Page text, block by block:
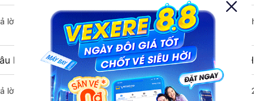
lời: Chuyến xe có giờ xuất phát sớm nhất vào lúc 5:00 là của
hỏi: Nhà xe đi Kiến An - Hải Phòng từ Thanh Xuân -
lời: Chuyến xe có giờ xuất phát trễ (muộn) nhất là vào lúc